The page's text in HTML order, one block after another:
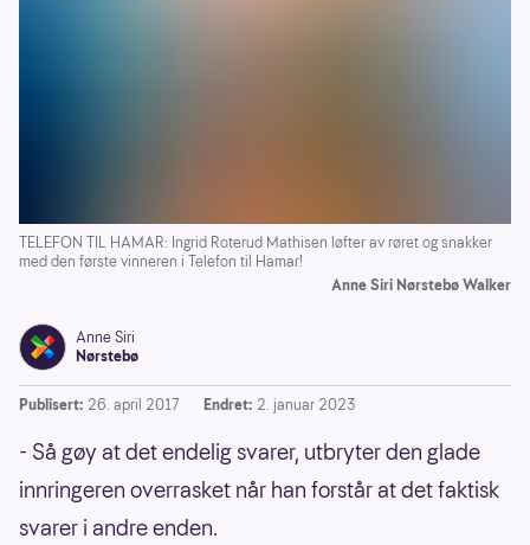
TELEFON TIL HAMAR: Ingrid Roterud Mathisen løfter av røret og snakker
med den første vinneren i Telefon til Hamar!
Anne Siri Nørstebø Walker
Anne Siri
Nørstebø
Publisert: 26. april 2017 Endret: 2. januar 2023
- Så gøy at det endelig svarer, utbryter den glade
innringeren overrasket når han forstår at det faktisk
svarer i andre enden.